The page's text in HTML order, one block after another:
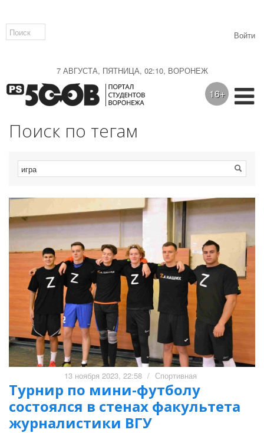
7 АВГУСТА, ПЯТНИЦА, 02:10, ВОРОНЕЖ
Войти
16+
Поиск по тегам
13 ноября 2023, 22:58 / Спортивная
Турнир по мини-футболу
состоялся в стенах факультета
журналистики ВГУ